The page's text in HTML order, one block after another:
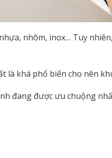
nhôm, inox… Tuy
là khá phổ biến cho nên
đang được ưu chuộng